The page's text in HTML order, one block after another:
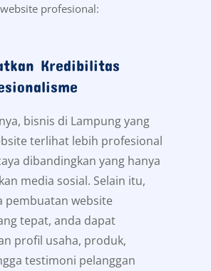
profesional:
Kredibilitas
bisnis di Lampung yang
terlihat lebih profesional
dibandingkan yang hanya
media sosial. Selain itu,
pembuatan website
tepat, anda dapat
profil usaha, produk,
testimoni pelanggan